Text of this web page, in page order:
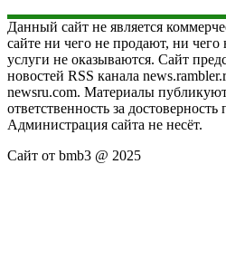
Данный сайт не является
сайте ни чего не продают, ни
услуги не оказываются. Сайт
новостей RSS канала
newsru.com. Материалы
ответственность за
Администрация сайта не несёт.
Сайт от bmb3 @ 2025